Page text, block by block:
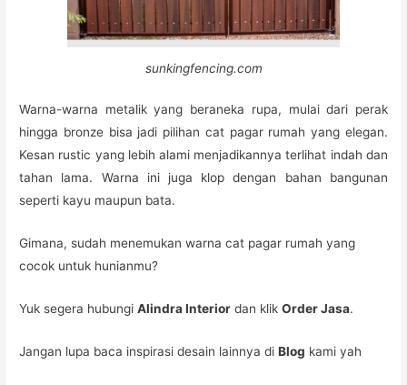
sunkingfencing.com
Warna-warna metalik yang beraneka rupa, mulai dari perak
hingga bronze bisa jadi pilihan cat pagar rumah yang elegan.
Kesan rustic yang lebih alami menjadikannya terlihat indah dan
tahan lama. Warna ini juga klop dengan bahan bangunan
seperti kayu maupun bata.
Gimana, sudah menemukan warna cat pagar rumah yang
cocok untuk hunianmu?
Yuk segera hubungiAlindra Interior dan klikOrder Jasa.
Jangan lupa baca inspirasi desain lainnya diBlog kami yah